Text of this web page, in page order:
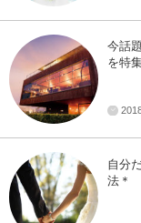
今話
を特
自分
法＊